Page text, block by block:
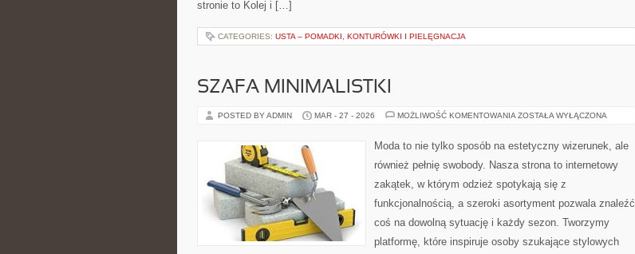
stronie to Kolej i […]
CATEGORIES: USTA – POMADKI, KONTURÓWKI I PIELĘGNACJA
SZAFA MINIMALISTKI
POSTED BY ADMIN MAR - 27 - 2026 MOŻLIWOŚĆ KOMENTOWANIA SZAFA
ZOSTAŁA WYŁĄCZONA
Moda to nie tylko sposób na estetyczny wizerunek, ale
również pełnię swobody. Nasza strona to internetowy
zakątek, w którym odzież spotykają się z
funkcjonalnością, a szeroki asortyment pozwala znaleźć
coś na dowolną sytuację i każdy sezon. Tworzymy
platformę, które inspiruje osoby szukające stylowych